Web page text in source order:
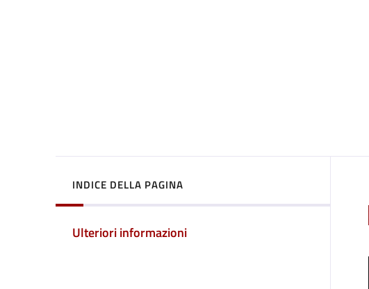
INDICE DELLA PAGINA
Ulteriori informazioni